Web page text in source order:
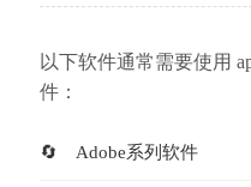
以下软件通常需要使用
件：
Adobe系列软件